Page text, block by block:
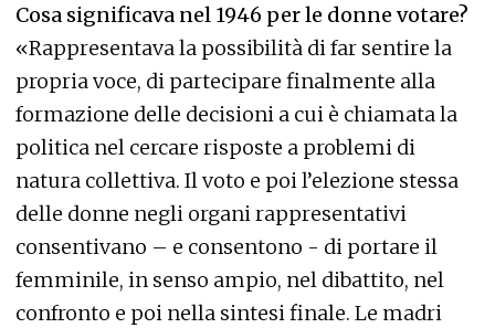
Cosa significava nel 1946 per le donne votare?
«Rappresentava la possibilità di far sentire la
propria voce, di partecipare finalmente alla
formazione delle decisioni a cui è chiamata la
politica nel cercare risposte a problemi di
natura collettiva. Il voto e poi l’elezione stessa
delle donne negli organi rappresentativi
consentivano – e consentono - di portare il
femminile, in senso ampio, nel dibattito, nel
confronto e poi nella sintesi finale. Le madri